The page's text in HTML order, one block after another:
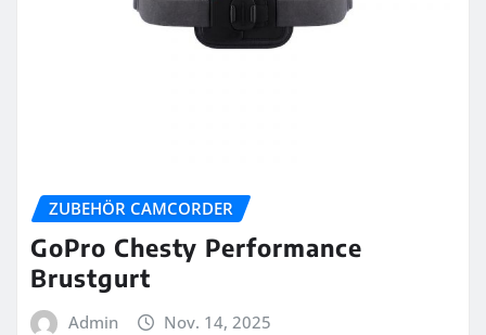
ZUBEHÖR CAMCORDER
GoPro Chesty Performance
Brustgurt
Admin Nov. 14, 2025